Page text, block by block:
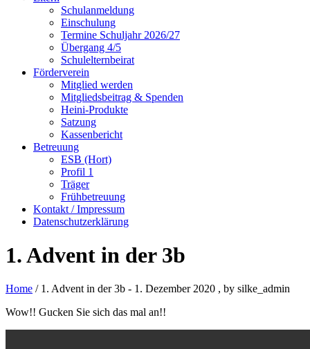
Schulanmeldung
Einschulung
Termine Schuljahr 2026/27
Übergang 4/5
Schulelternbeirat
Förderverein
Mitglied werden
Mitgliedsbeitrag & Spenden
Heini-Produkte
Satzung
Kassenbericht
Betreuung
ESB (Hort)
Profil 1
Träger
Frühbetreuung
Kontakt / Impressum
Datenschutzerklärung
1. Advent in der 3b
Home / 1. Advent in der 3b - 1. Dezember 2020 , by silke_admin
Wow!! Gucken Sie sich das mal an!!